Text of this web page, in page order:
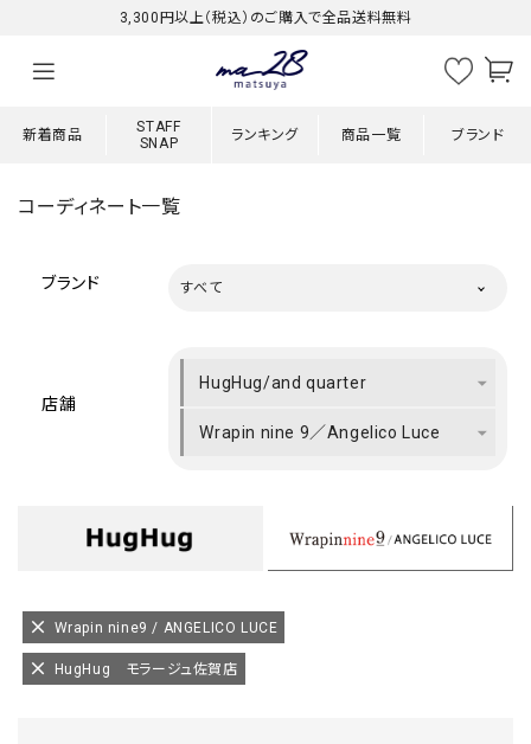
3,300円以上（税込）のご購入で全品送料無料
新着商品
STAFF
SNAP
ランキング 商品一覧 ブランド
コーディネート一覧
ブランド すべて
店舗
HugHug/and quarter
Wrapin nine 9／Angelico Luce
Wrapin nine9 / ANGELICO LUCE
HugHug モラージュ佐賀店